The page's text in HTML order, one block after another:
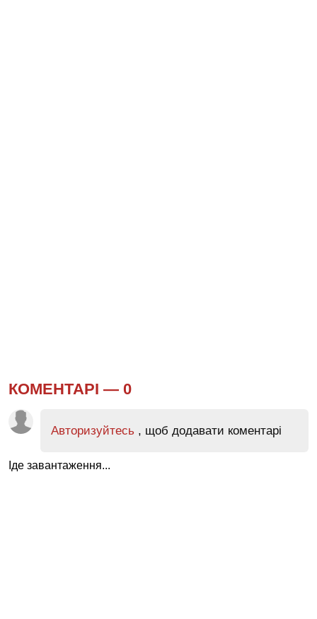
КОМЕНТАРІ — 0
Авторизуйтесь , щоб додавати коментарі
Іде завантаження...